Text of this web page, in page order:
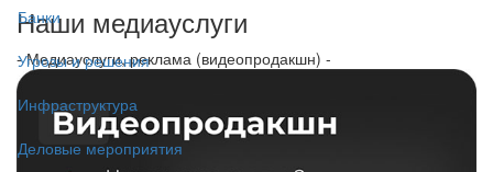
Банки
Угрозы и решения
Инфраструктура
Деловые мероприятия
Наши медиауслуги
- Медиауслуги, реклама (видеопродакшн) -